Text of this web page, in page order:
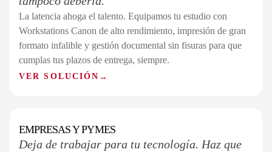
La latencia ahoga el talento. Equipamos tu estudio con
Workstations Canon de alto rendimiento, impresión de gran
formato infalible y gestión documental sin fisuras para que
cumplas tus plazos de entrega, siempre.
VER SOLUCIÓN →
SECTOR 07 / 07
EMPRESAS Y PYMES
Deja de trabajar para tu tecnología. Haz que